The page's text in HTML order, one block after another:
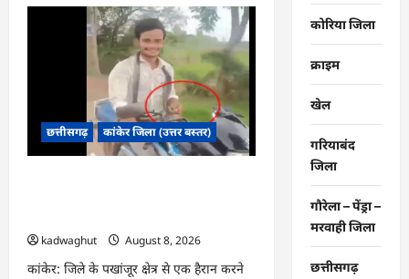
CG
:
मौसम,
पूरे
प्रदेशभर
में
गरज-
चमक
के
साथ
बारिश
की
छत्तीसगढ़ कांकेर जिला (उत्तर बस्तर)
kadwaghut
August 8, 2026
कांकेर: जिले के पखांजूर क्षेत्र से एक हैरान करने
कोरिया जिला
क्राइम
खेल
गरियाबंद
जिला
गौरेला – पेंड्रा –
मरवाही जिला
छत्तीसगढ़